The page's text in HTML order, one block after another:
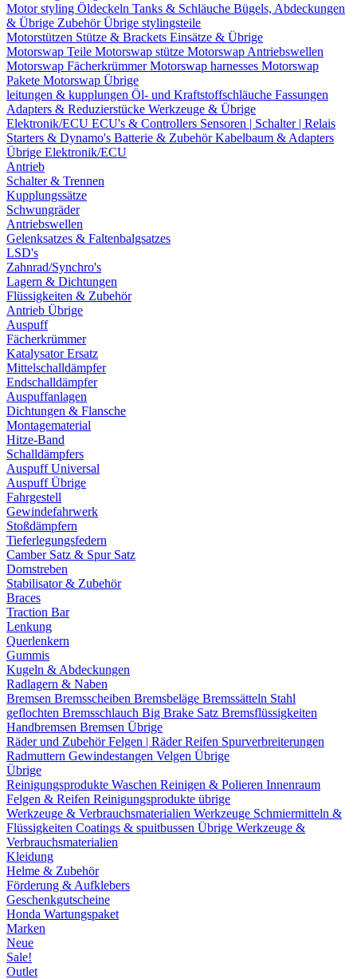
Motor styling Öldeckeln Tanks & Schläuche Bügels, Abdeckungen
& Übrige ZubehörÜbrige stylingsteile
Motorstützen Stütze & Brackets Einsätze & Übrige
Motorswap Teile Motorswap stütze Motorswap Antriebswellen
Motorswap FächerkrümmerMotorswap harnesses Motorswap
Pakete Motorswap Übrige
leitungen & kupplungen Öl- und Kraftstoffschläuche Fassungen
Adapters & Reduzierstücke Werkzeuge & Übrige
Elektronik/ECU ECU's & Controllers Sensoren | Schalter | Relais
Starters & Dynamo's Batterie & ZubehörKabelbaum & Adapters
Übrige Elektronik/ECU
Antrieb
Schalter & Trennen
Kupplungssätze
Schwungräder
Antriebswellen
Gelenksatzes & Faltenbalgsatzes
LSD's
Zahnrad/Synchro's
Lagern & Dichtungen
Flüssigkeiten & Zubehör
Antrieb Übrige
Auspuff
Fächerkrümmer
Katalysator Ersatz
Mittelschalldämpfer
Endschalldämpfer
Auspuffanlagen
Dichtungen & Flansche
Montagematerial
Hitze-Band
Schalldämpfers
Auspuff Universal
Auspuff Übrige
Fahrgestell
Gewindefahrwerk
Stoßdämpfern
Tieferlegungsfedern
Camber Satz & Spur Satz
Domstreben
Stabilisator & Zubehör
Braces
Traction Bar
Lenkung
Querlenkern
Gummis
Kugeln & Abdeckungen
Radlagern & Naben
Bremsen Bremsscheiben Bremsbeläge Bremssätteln Stahl
geflochten Bremsschlauch Big Brake Satz Bremsflüssigkeiten
Handbremsen Bremsen Übrige
Räder und ZubehörFelgen | RäderReifen Spurverbreiterungen
Radmuttern Gewindestangen Velgen Übrige
Übrige
Reinigungsprodukte Waschen Reinigen & Polieren Innenraum
Felgen & Reifen Reinigungsprodukte übrige
Werkzeuge & Verbrauchsmaterialien Werkzeuge Schmiermitteln &
Flüssigkeiten Coatings & spuitbussen Übrige Werkzeuge &
Verbrauchsmaterialien
Kleidung
Helme & Zubehör
Förderung & Aufklebers
Geschenkgutscheine
Honda Wartungspaket
Marken
Neue
Sale!
Outlet